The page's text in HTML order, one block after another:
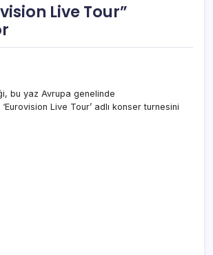
Live Tour”
bu yaz Avrupa genelinde
Live Tour’ adlı konser turnesini